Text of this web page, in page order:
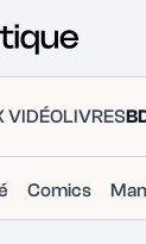
VIDÉOLIVRES
Comics